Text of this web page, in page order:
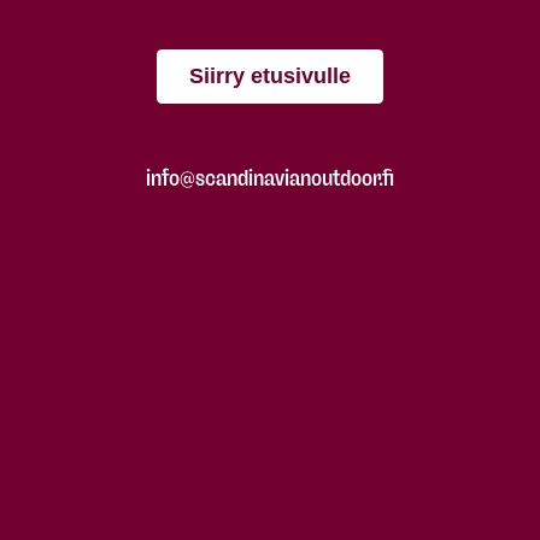
Siirry etusivulle
info@scandinavianoutdoor.fi